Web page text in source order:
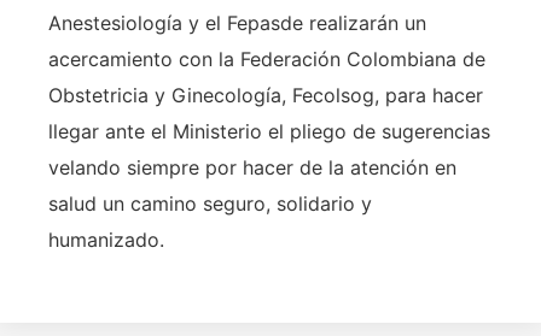
Anestesiología y el Fepasde realizarán un
acercamiento con la Federación Colombiana de
Obstetricia y Ginecología, Fecolsog, para hacer
llegar ante el Ministerio el pliego de sugerencias
velando siempre por hacer de la atención en
salud un camino seguro, solidario y
humanizado.